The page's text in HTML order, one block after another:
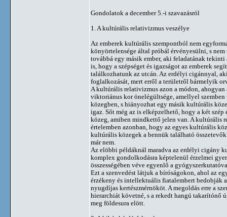
Gondolatok a december 5.-i szavazásról
1. A kultúrális relativizmus veszélye
Az emberek kultúrális szempontból nem
könyörtelensége által próbál érvényesülni, s
továbbá egy másik ember, aki feladatának tekinti
is, hogy a szépséget és igazságot az emberek
találkozhatunk az utcán. Az erdélyi cigánnyal,
foglalkozását, mert erről a területről bármelyik
A kultúrális relativizmus azon a módon,
viktoriánus kor önelégültsége, amellyel
közegben, s hiányozhat egy másik kultúrális
igaz. Sőt még az is elképzelhető, hogy a két
közeg, amiben mindkettő jelen van. A kultúrális
értelemben azonban, hogy az egyes kultúrális
kultúrális közegek a bennük található
már nem.
Az elöbbi példáknál maradva az erdélyi cigány
komplex gondolkodásra képtelenül érzelmei
összességében véve egyenlő a
Ezt a szenvedést látjuk a bíróságokon, ahol az
érzékeny és intellektuális fiatalembert bedobják
nyugdíjas kertészmérnököt. A megoldás erre a
hierarchiát követné, s a rekedt hangú takarítónő
meg földesura elött.